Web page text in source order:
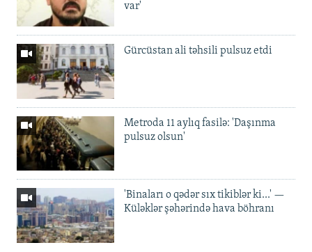
var'
Gürcüstan ali təhsili pulsuz etdi
Metroda 11 aylıq fasilə: 'Daşınma
pulsuz olsun'
'Binaları o qədər sıx tikiblər ki...' —
Küləklər şəhərində hava böhranı